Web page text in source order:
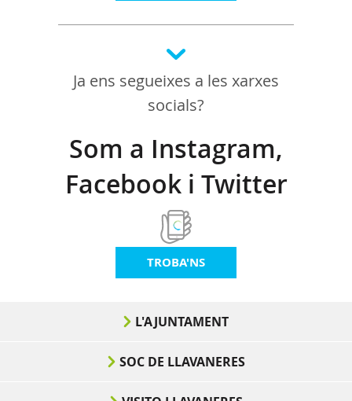
Ja ens segueixes a les xarxes
socials?
Som a Instagram,
Facebook i Twitter
TROBA'NS
L'AJUNTAMENT
SOC DE LLAVANERES